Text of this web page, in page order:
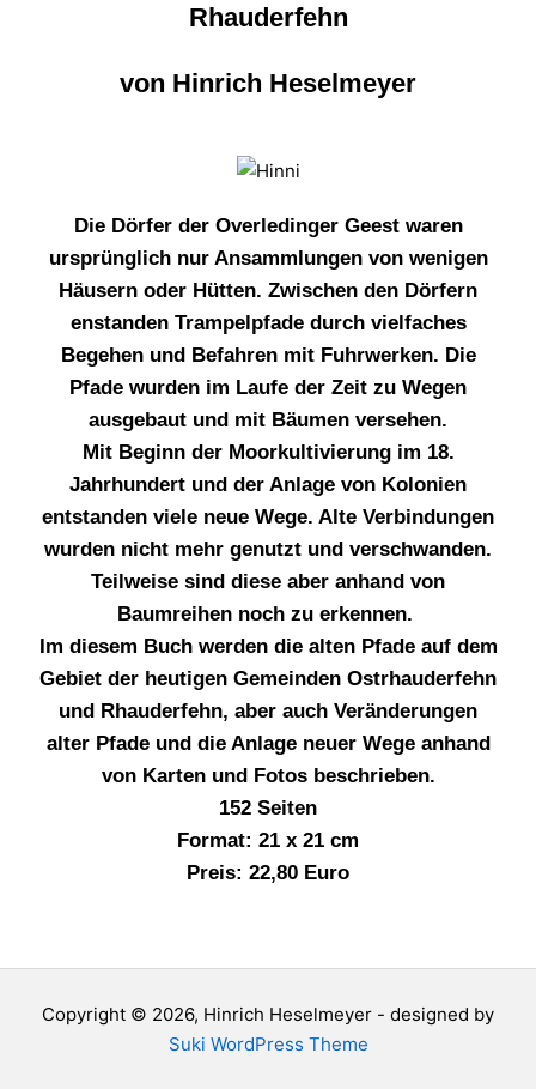
Rhauderfehn
von Hinrich Heselmeyer
Die Dörfer der Overledinger Geest waren
ursprünglich nur Ansammlungen von wenigen
Häusern oder Hütten. Zwischen den Dörfern
enstanden Trampelpfade durch vielfaches
Begehen und Befahren mit Fuhrwerken. Die
Pfade wurden im Laufe der Zeit zu Wegen
ausgebaut und mit Bäumen versehen.
Mit Beginn der Moorkultivierung im 18.
Jahrhundert und der Anlage von Kolonien
entstanden viele neue Wege. Alte Verbindungen
wurden nicht mehr genutzt und verschwanden.
Teilweise sind diese aber anhand von
Baumreihen noch zu erkennen.
Im diesem Buch werden die alten Pfade auf dem
Gebiet der heutigen Gemeinden Ostrhauderfehn
und Rhauderfehn, aber auch Veränderungen
alter Pfade und die Anlage neuer Wege anhand
von Karten und Fotos beschrieben.
152 Seiten
Format: 21 x 21 cm
Preis: 22,80 Euro
Copyright © 2026, Hinrich Heselmeyer - designed by
Suki WordPress Theme